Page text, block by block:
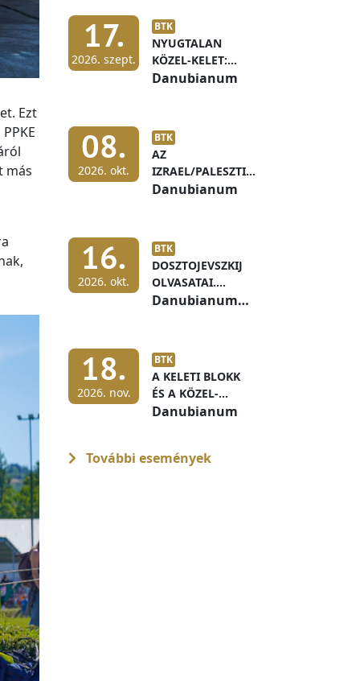
Ezt
más
17.
2026. szept.
BTK
NYUGTALAN
KÖZEL-KELET:
IZRAEL ÉS A
Danubianum
08.
2026. okt.
BTK
AZ
IZRAEL/PALESZTINA
KONFLIKTUS BÉKÉS
ELŐFELTÉTELEI
Danubianum
16.
2026. okt.
BTK
DOSZTOJEVSZKIJ
OLVASATAI.
HALLGATÓI ÉS
Danubianum
18.
2026. nov.
BTK
A KELETI BLOKK
ÉS A KÖZEL-
KELETI TÉRSÉG AZ
MAGYAR
Danubianum
További események